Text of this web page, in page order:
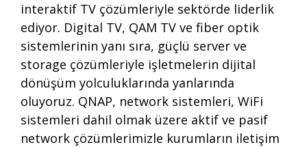
interaktif TV çözümleriyle sektörde liderlik
ediyor. Digital TV, QAM TV ve fiber optik
sistemlerinin yanı sıra, güçlü server ve
storage çözümleriyle işletmelerin dijital
dönüşüm yolculuklarında yanlarında
oluyoruz. QNAP, network sistemleri, WiFi
sistemleri dahil olmak üzere aktif ve pasif
network çözümlerimizle kurumların iletişim